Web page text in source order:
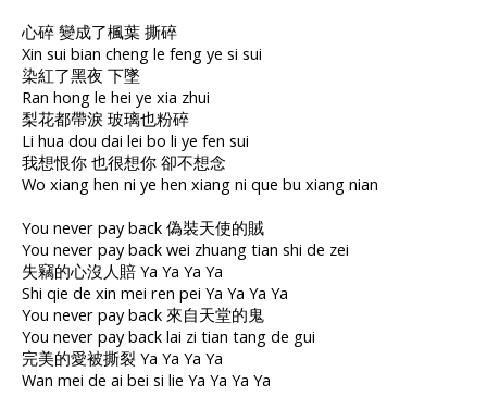
心碎 變成了楓葉 撕碎
Xin sui bian cheng le feng ye si sui
染紅了黑夜 下墜
Ran hong le hei ye xia zhui
梨花都帶淚 玻璃也粉碎
Li hua dou dai lei bo li ye fen sui
我想恨你 也很想你 卻不想念
Wo xiang hen ni ye hen xiang ni que bu xiang nian
You never pay back 偽裝天使的賊
You never pay back wei zhuang tian shi de zei
失竊的心沒人賠 Ya Ya Ya Ya
Shi qie de xin mei ren pei Ya Ya Ya Ya
You never pay back 來自天堂的鬼
You never pay back lai zi tian tang de gui
完美的愛被撕裂 Ya Ya Ya Ya
Wan mei de ai bei si lie Ya Ya Ya Ya